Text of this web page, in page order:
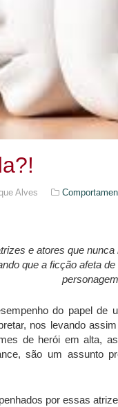
Alves
e atores que
que a ficção afeta
personagem
do papel de
nos levando
de herói em alta,
são um assunto
por essas